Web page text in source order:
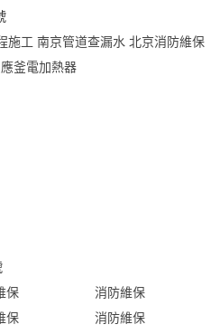
施工 南京管道查漏水 北京消防維保
釜電加熱器
保
消防維保
保
消防維保